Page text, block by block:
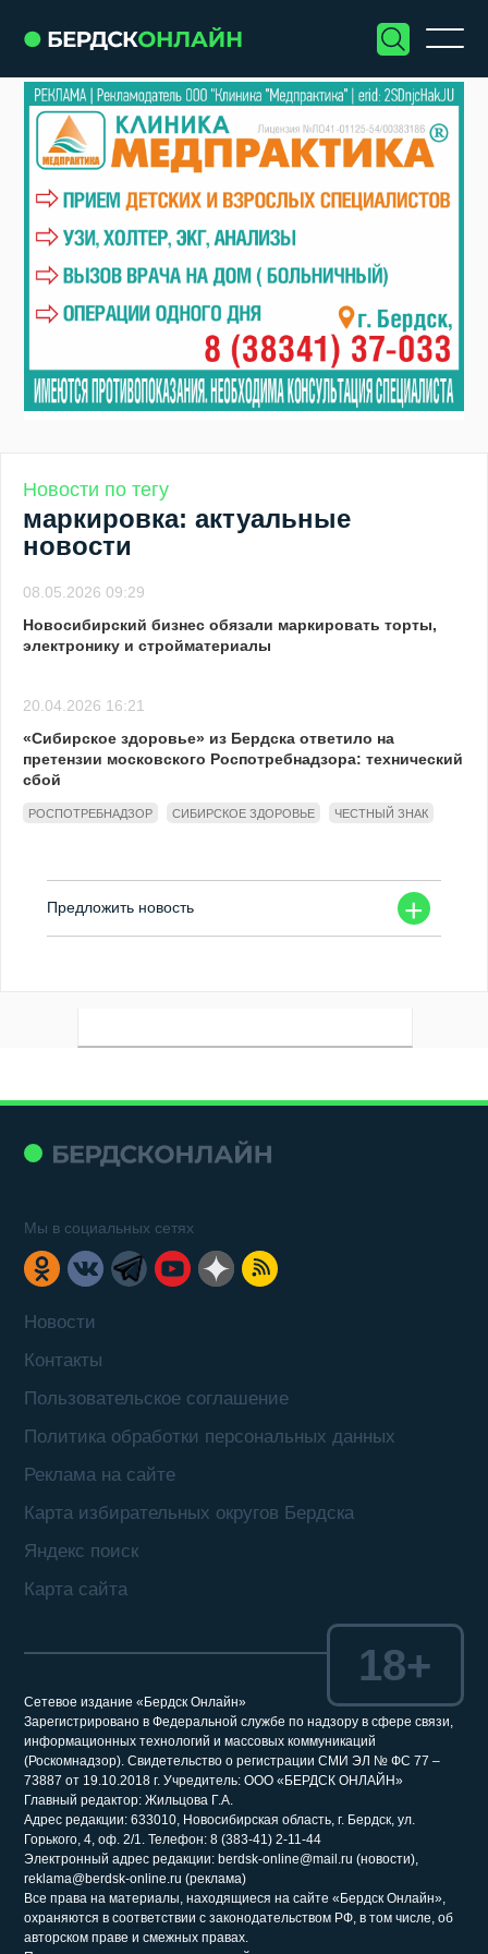
Новости по тегу
маркировка: актуальные
новости
08.05.2026 09:29
Новосибирский бизнес обязали маркировать торты,
электронику и стройматериалы
20.04.2026 16:21
«Сибирское здоровье» из Бердска ответило на
претензии московского Роспотребнадзора: технический
сбой
РОСПОТРЕБНАДЗОР СИБИРСКОЕ ЗДОРОВЬЕ ЧЕСТНЫЙ ЗНАК
+
Предложить новость
Новости
Контакты
Пользовательское соглашение
Политика обработки персональных данных
Реклама на сайте
Карта избирательных округов Бердска
Яндекс поиск
Карта сайта
Мы в социальных сетях
Сетевое издание «Бердск Онлайн»
Зарегистрировано в Федеральной службе по надзору в сфере связи,
информационных технологий и массовых коммуникаций
(Роскомнадзор). Свидетельство о регистрации СМИ ЭЛ № ФС 77 –
73887 от 19.10.2018 г. Учредитель: ООО «БЕРДСК ОНЛАЙН»
Главный редактор: Жильцова Г.А.
Адрес редакции: 633010, Новосибирская область, г. Бердск, ул.
Горького, 4, оф. 2/1. Телефон: 8 (383-41) 2-11-44
Электронный адрес редакции: berdsk-online@mail.ru (новости),
reklama@berdsk-online.ru (реклама)
Все права на материалы, находящиеся на сайте «Бердск Онлайн»,
охраняются в соответствии с законодательством РФ, в том числе, об
авторском праве и смежных правах.
18+